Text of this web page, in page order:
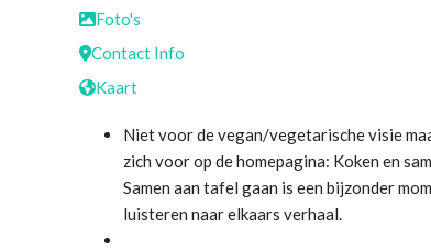
Foto's
Contact Info
Kaart
Niet voor de vegan/vegetarische visie
zich voor op de homepagina: Koken en
Samen aan tafel gaan is een bijzonder
luisteren naar elkaars verhaal.